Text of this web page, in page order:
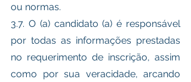
ou normas.
3.7. O (a) candidato (a) é responsável
por todas as informações prestadas
no requerimento de inscrição, assim
como por sua veracidade, arcando